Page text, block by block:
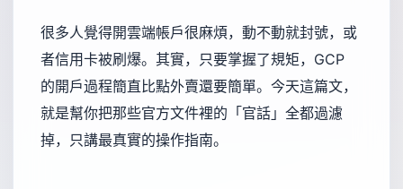
很多人覺得開雲端帳戶很麻煩，動不動就封號，或
者信用卡被刷爆。其實，只要掌握了規矩，GCP
的開戶過程簡直比點外賣還要簡單。今天這篇文，
就是幫你把那些官方文件裡的「官話」全都過濾
掉，只講最真實的操作指南。